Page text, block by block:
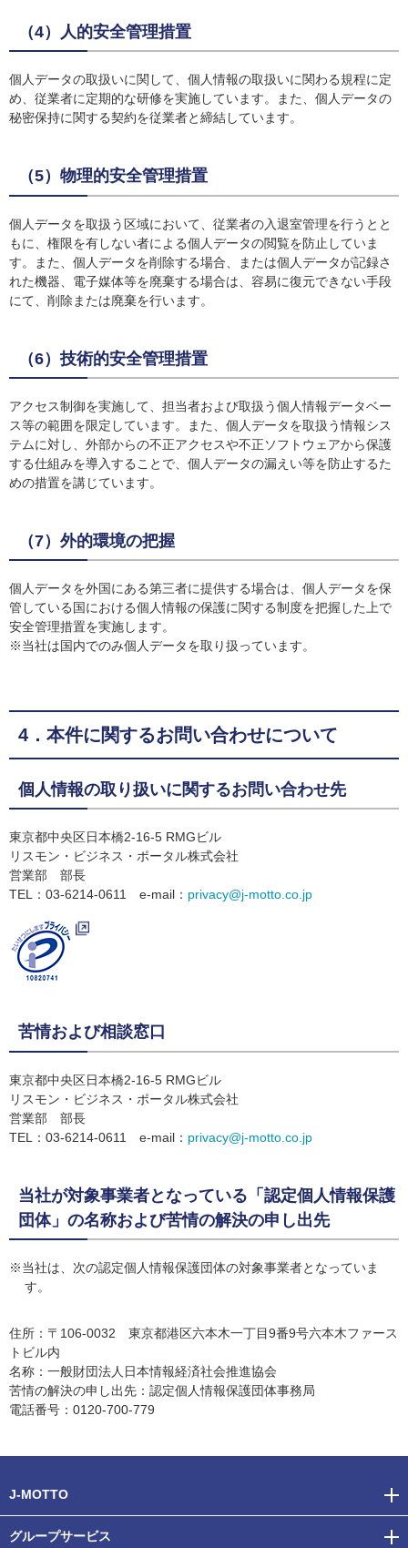
（4）人的安全管理措置
個人データの取扱いに関して、個人情報の取扱いに関わる規程に定
め、従業者に定期的な研修を実施しています。また、個人データの
秘密保持に関する契約を従業者と締結しています。
（5）物理的安全管理措置
個人データを取扱う区域において、従業者の入退室管理を行うとと
もに、権限を有しない者による個人データの閲覧を防止していま
す。また、個人データを削除する場合、または個人データが記録さ
れた機器、電子媒体等を廃棄する場合は、容易に復元できない手段
にて、削除または廃棄を行います。
（6）技術的安全管理措置
アクセス制御を実施して、担当者および取扱う個人情報データベー
ス等の範囲を限定しています。また、個人データを取扱う情報シス
テムに対し、外部からの不正アクセスや不正ソフトウェアから保護
する仕組みを導入することで、個人データの漏えい等を防止するた
めの措置を講じています。
（7）外的環境の把握
個人データを外国にある第三者に提供する場合は、個人データを保
管している国における個人情報の保護に関する制度を把握した上で
安全管理措置を実施します。
※当社は国内でのみ個人データを取り扱っています。
4．本件に関するお問い合わせについて
個人情報の取り扱いに関するお問い合わせ先
東京都中央区日本橋2-16-5 RMGビル
リスモン・ビジネス・ポータル株式会社
営業部 部長
TEL：03-6214-0611 e-mail： privacy@j-motto.co.jp
苦情および相談窓口
東京都中央区日本橋2-16-5 RMGビル
リスモン・ビジネス・ポータル株式会社
営業部 部長
TEL：03-6214-0611 e-mail： privacy@j-motto.co.jp
当社が対象事業者となっている「認定個人情報保護
団体」の名称および苦情の解決の申し出先
当社は、次の認定個人情報保護団体の対象事業者となっていま
す。
住所：〒106-0032 東京都港区六本木一丁目9番9号六本木ファース
トビル内
名称：一般財団法人日本情報経済社会推進協会
苦情の解決の申し出先：認定個人情報保護団体事務局
電話番号：0120-700-779
J-MOTTO
グループサービス